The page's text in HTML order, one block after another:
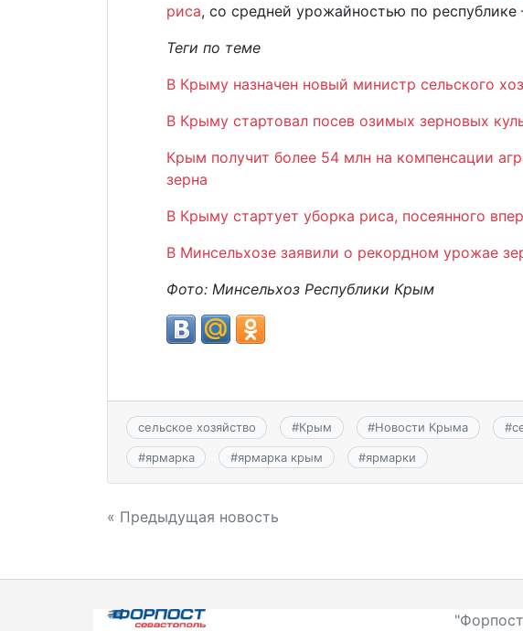
риса, со средней урожайностью по республике
Теги по теме
В Крыму назначен новый министр сельского
В Крыму стартовал посев озимых зерновых
Крым получит более 54 млн на компенсации
зерна
В Крыму стартует уборка риса, посеянного
В Минсельхозе заявили о рекордном урожае
Фото: Минсельхоз Республики Крым
сельское хозяйство #Крым #Новости Крыма #
#ярмарка #ярмарка крым #ярмарки
Навигация
записям
« Предыдущая новость